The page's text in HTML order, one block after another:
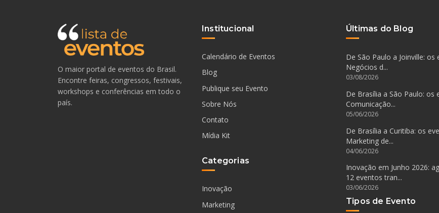
O maior portal de eventos do Brasil.
Encontre feiras, congressos, festivais,
workshops e conferências em todo o
país.
Institucional
Calendário de Eventos
Blog
Publique seu Evento
Sobre Nós
Contato
Mídia Kit
Categorias
Inovação
Marketing
Últimas do Blog
De São Paulo a Joinville: os
Negócios d...
03/08/2026
De Brasília a São Paulo: os
Comunicação...
05/06/2026
De Brasília a Curitiba: os
Marketing de...
04/06/2026
Inovação em Junho 2026:
12 eventos tran...
03/06/2026
Tipos de Evento